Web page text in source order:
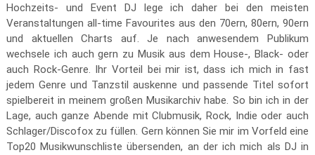
Hochzeits- und Event DJ lege ich daher bei den meisten
Veranstaltungen all-time Favourites aus den 70ern, 80ern, 90ern
und aktuellen Charts auf. Je nach anwesendem Publikum
wechsele ich auch gern zu Musik aus dem House-, Black- oder
auch Rock-Genre. Ihr Vorteil bei mir ist, dass ich mich in fast
jedem Genre und Tanzstil auskenne und passende Titel sofort
spielbereit in meinem großen Musikarchiv habe. So bin ich in der
Lage, auch ganze Abende mit Clubmusik, Rock, Indie oder auch
Schlager/Discofox zu füllen. Gern können Sie mir im Vorfeld eine
Top20 Musikwunschliste übersenden, an der ich mich als DJ in